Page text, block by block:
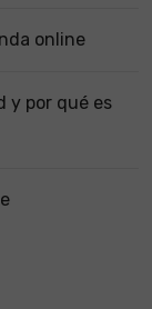
online
y por qué es